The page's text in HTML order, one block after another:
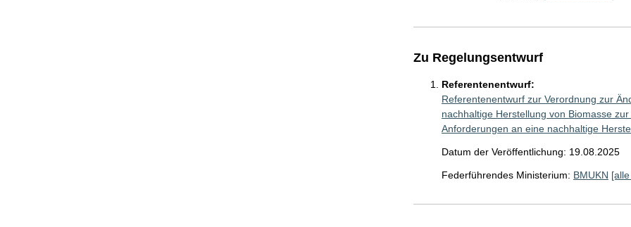
Zu Regelungsentwurf
Referentenentwurf:
Referentenentwurf zur Verordnung zur
nachhaltige Herstellung von Biomasse
Anforderungen an eine nachhaltige
Datum der Veröffentlichung: 19.08.2025
Federführendes Ministerium: BMUKN